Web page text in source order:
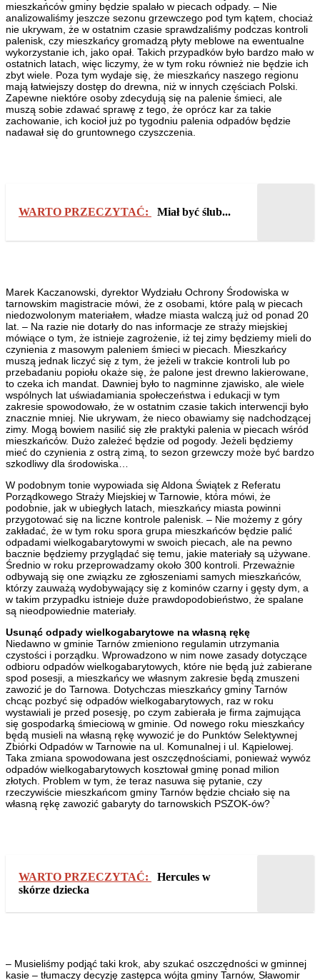
mieszkańców gminy będzie spalało w piecach odpady. – Nie
analizowaliśmy jeszcze sezonu grzewczego pod tym kątem, chociaż
nie ukrywam, że w ostatnim czasie sprawdzaliśmy podczas kontroli
palenisk, czy mieszkańcy gromadzą płyty meblowe na ewentualne
wykorzystanie ich, jako opał. Takich przypadków było bardzo mało w
ostatnich latach, więc liczymy, że w tym roku również nie będzie ich
zbyt wiele. Poza tym wydaje się, że mieszkańcy naszego regionu
mają łatwiejszy dostęp do drewna, niż w innych częściach Polski.
Zapewne niektóre osoby zdecydują się na palenie śmieci, ale
muszą sobie zdawać sprawę z tego, że oprócz kar za takie
zachowanie, ich kocioł już po tygodniu palenia odpadów będzie
nadawał się do gruntownego czyszczenia.
WARTO PRZECZYTAĆ: Miał być ślub...
Marek Kaczanowski, dyrektor Wydziału Ochrony Środowiska w
tarnowskim magistracie mówi, że z osobami, które palą w piecach
niedozwolonym materiałem, władze miasta walczą już od ponad 20
lat. – Na razie nie dotarły do nas informacje ze straży miejskiej
mówiące o tym, że istnieje zagrożenie, iż tej zimy będziemy mieli do
czynienia z masowym paleniem śmieci w piecach. Mieszkańcy
muszą jednak liczyć się z tym, że jeżeli w trakcie kontroli lub po
przebadaniu popiołu okaże się, że palone jest drewno lakierowane,
to czeka ich mandat. Dawniej było to nagminne zjawisko, ale wiele
wspólnych lat uświadamiania społeczeństwa i edukacji w tym
zakresie spowodowało, że w ostatnim czasie takich interwencji było
znacznie mniej. Nie ukrywam, że nieco obawiamy się nadchodzącej
zimy. Mogą bowiem nasilić się złe praktyki palenia w piecach wśród
mieszkańców. Dużo zależeć będzie od pogody. Jeżeli będziemy
mieć do czynienia z ostrą zimą, to sezon grzewczy może być bardzo
szkodliwy dla środowiska…
W podobnym tonie wypowiada się Aldona Świątek z Referatu
Porządkowego Straży Miejskiej w Tarnowie, która mówi, że
podobnie, jak w ubiegłych latach, mieszkańcy miasta powinni
przygotować się na liczne kontrole palenisk. – Nie możemy z góry
zakładać, że w tym roku spora grupa mieszkańców będzie palić
odpadami wielkogabarytowymi w swoich piecach, ale na pewno
bacznie będziemy przyglądać się temu, jakie materiały są używane.
Średnio w roku przeprowadzamy około 300 kontroli. Przeważnie
odbywają się one związku ze zgłoszeniami samych mieszkańców,
którzy zauważą wydobywający się z kominów czarny i gęsty dym, a
w takim przypadku istnieje duże prawdopodobieństwo, że spalane
są nieodpowiednie materiały.
Usunąć odpady wielkogabarytowe na własną rękę
Niedawno w gminie Tarnów zmieniono regulamin utrzymania
czystości i porządku. Wprowadzono w nim nowe zasady dotyczące
odbioru odpadów wielkogabarytowych, które nie będą już zabierane
spod posesji, a mieszkańcy we własnym zakresie będą zmuszeni
zawozić je do Tarnowa. Dotychczas mieszkańcy gminy Tarnów
chcąc pozbyć się odpadów wielkogabarytowych, raz w roku
wystawiali je przed posesję, po czym zabierała je firma zajmująca
się gospodarką śmieciową w gminie. Od nowego roku mieszkańcy
będą musieli na własną rękę wywozić je do Punktów Selektywnej
Zbiórki Odpadów w Tarnowie na ul. Komunalnej i ul. Kąpielowej.
Taka zmiana spowodowana jest oszczędnościami, ponieważ wywóz
odpadów wielkogabarytowych kosztował gminę ponad milion
złotych. Problem w tym, że teraz nasuwa się pytanie, czy
rzeczywiście mieszkańcom gminy Tarnów będzie chciało się na
własną rękę zawozić gabaryty do tarnowskich PSZOK-ów?
WARTO PRZECZYTAĆ:
Hercules w
skórze dziecka
– Musieliśmy podjąć taki krok, aby szukać oszczędności w gminnej
kasie – tłumaczy decyzję zastępca wójta gminy Tarnów, Sławomir